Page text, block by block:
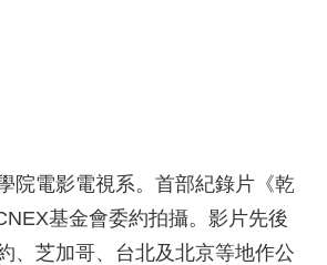
院電影電視系。首部紀錄片《乾
基金會委約拍攝。影片先後
、芝加哥、台北及北京等地作公